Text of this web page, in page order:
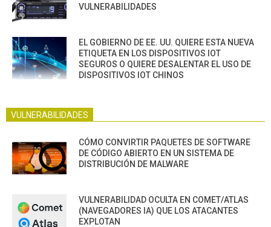
VULNERABILIDADES
EL GOBIERNO DE EE. UU. QUIERE ESTA NUEVA
ETIQUETA EN LOS DISPOSITIVOS IOT
SEGUROS O QUIERE DESALENTAR EL USO DE
DISPOSITIVOS IOT CHINOS
VULNERABILIDADES
CÓMO CONVIRTIR PAQUETES DE SOFTWARE
DE CÓDIGO ABIERTO EN UN SISTEMA DE
DISTRIBUCIÓN DE MALWARE
VULNERABILIDAD OCULTA EN COMET/ATLAS
(NAVEGADORES IA) QUE LOS ATACANTES
EXPLOTAN